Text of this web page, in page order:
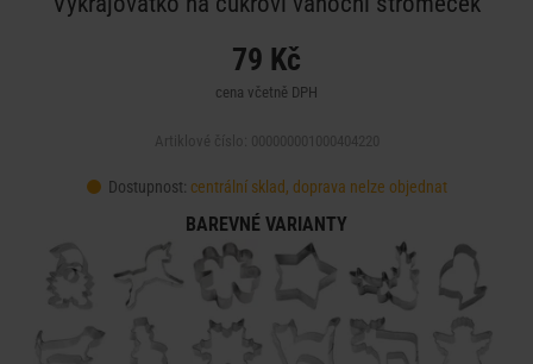
79 Kč
cena včetně DPH
Dostupnost: centrální sklad, doprava nelze objednat
BAREVNÉ VARIANTY